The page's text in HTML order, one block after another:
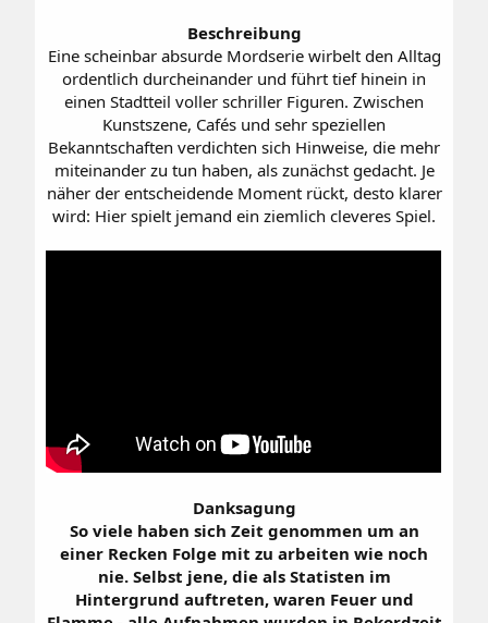
Beschreibung
Eine scheinbar absurde Mordserie wirbelt den Alltag
ordentlich durcheinander und führt tief hinein in
einen Stadtteil voller schriller Figuren. Zwischen
Kunstszene, Cafés und sehr speziellen
Bekanntschaften verdichten sich Hinweise, die mehr
miteinander zu tun haben, als zunächst gedacht. Je
näher der entscheidende Moment rückt, desto klarer
wird: Hier spielt jemand ein ziemlich cleveres Spiel.
Danksagung
So viele haben sich Zeit genommen um an
einer Recken Folge mit zu arbeiten wie noch
nie. Selbst jene, die als Statisten im
Hintergrund auftreten, waren Feuer und